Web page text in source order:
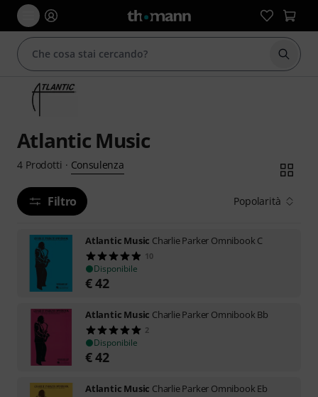
Atlantic Music
4 Prodotti · Consulenza
Filtro Popolarità
Atlantic Music Charlie Parker Omnibook C
10
Disponibile
€42
Atlantic Music Charlie Parker Omnibook Bb
2
Disponibile
€42
Atlantic Music Charlie Parker Omnibook Eb